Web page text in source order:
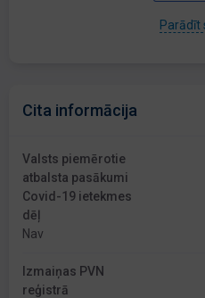
Parādīt
Cita informācija
Valsts piemērotie
atbalsta pasākumi
Covid-19 ietekmes
dēļ
Nav
Izmaiņas PVN
reģistrā